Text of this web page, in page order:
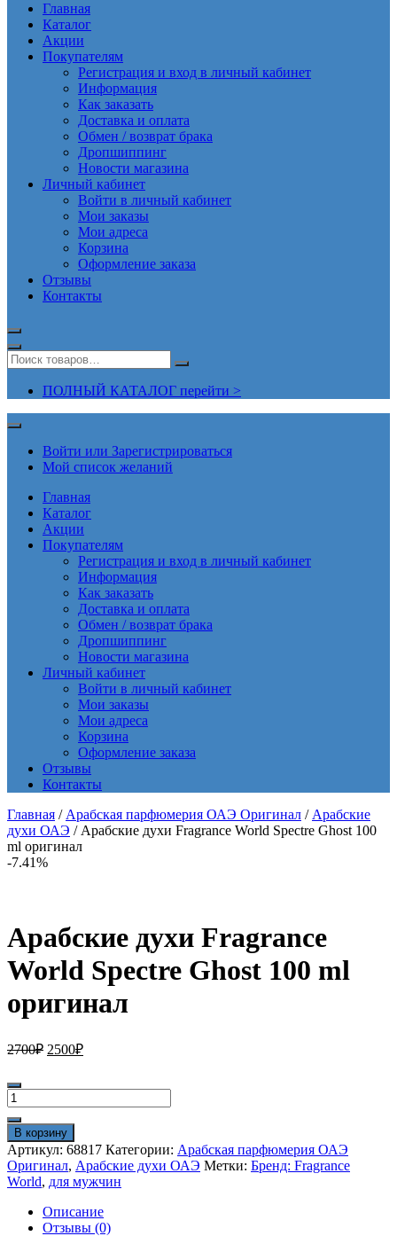
Главная
Каталог
Акции
Покупателям
Регистрация и вход в личный кабинет
Информация
Как заказать
Доставка и оплата
Обмен / возврат брака
Дропшиппинг
Новости магазина
Личный кабинет
Войти в личный кабинет
Мои заказы
Мои адреса
Корзина
Оформление заказа
Отзывы
Контакты
ПОЛНЫЙ КАТАЛОГ перейти >
Войти или Зарегистрироваться
Мой список желаний
Главная
Каталог
Акции
Покупателям
Регистрация и вход в личный кабинет
Информация
Как заказать
Доставка и оплата
Обмен / возврат брака
Дропшиппинг
Новости магазина
Личный кабинет
Войти в личный кабинет
Мои заказы
Мои адреса
Корзина
Оформление заказа
Отзывы
Контакты
Главная / Арабская парфюмерия ОАЭ Оригинал / Арабские
духи ОАЭ / Арабские духи Fragrance World Spectre Ghost 100
ml оригинал
-7.41%
Арабские духи Fragrance
World Spectre Ghost 100 ml
оригинал
2700₽ Первоначальная
2500₽Текущая
Количество
товара
Арабские
духи
Fragrance
World
Spectre
Ghost
В корзину
Артикул: 68817 Категории: Арабская парфюмерия ОАЭ
Оригинал, Арабские духи ОАЭ Метки: Бренд: Fragrance
World, для мужчин
Описание
Отзывы (0)